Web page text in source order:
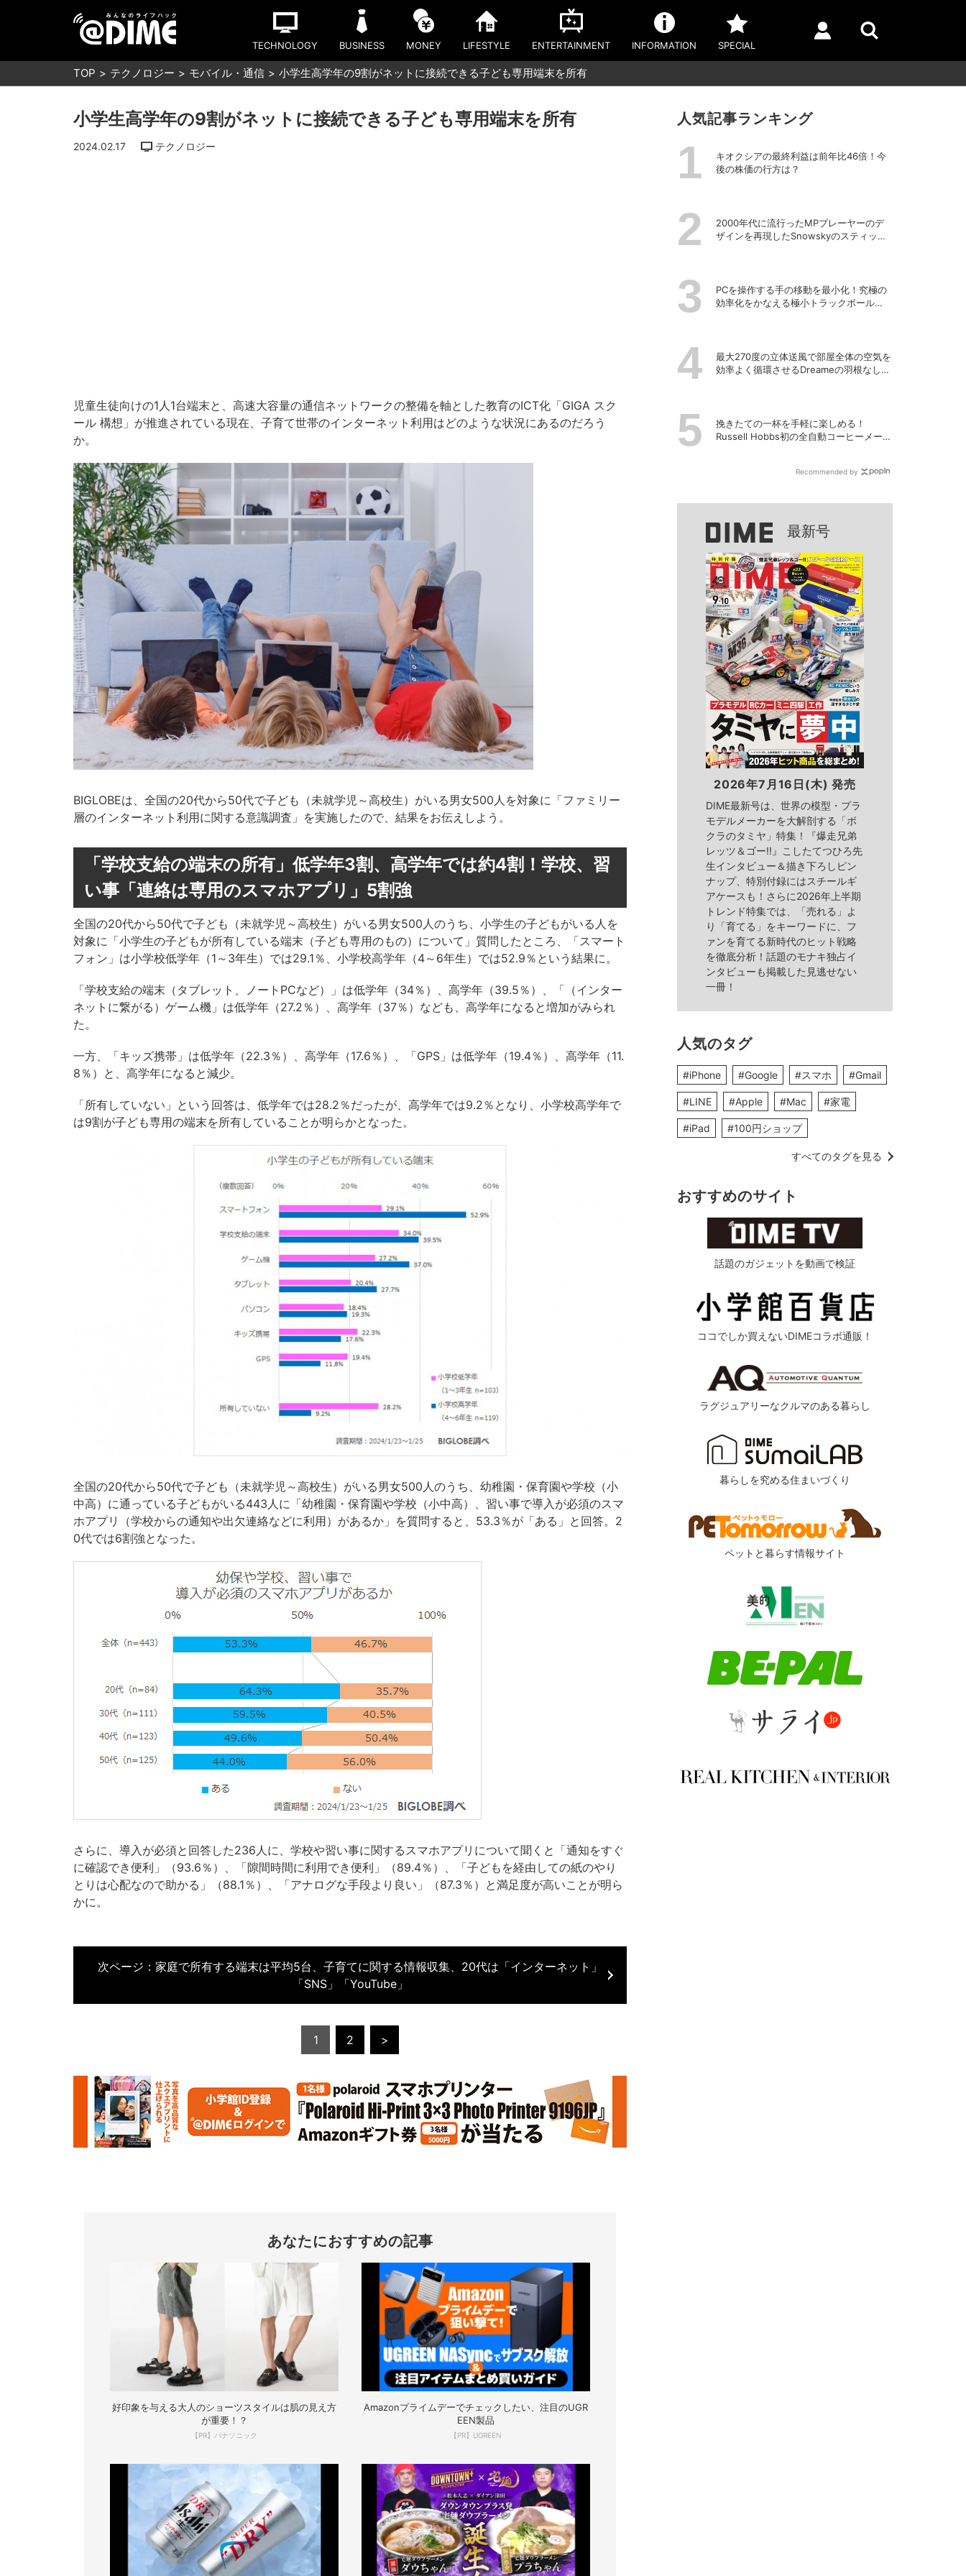
TECHNOLOGY BUSINESS MONEY LIFESTYLE ENTERTAINMENT INFORMATION SPECIAL
TOP テクノロジー モバイル・通信 小学生高学年の9割がネットに接続できる子ども専用端末を所有
小学生高学年の9割がネットに接続できる子ども専用端末を所有
2024.02.17 テクノロジー
児童生徒向けの1人1台端末と、高速大容量の通信ネットワークの整備を軸とした教育のICT化「GIGA スク
ール 構想」が推進されている現在、子育て世帯のインターネット利用はどのような状況にあるのだろう
か。
BIGLOBEは、全国の20代から50代で子ども（未就学児～高校生）がいる男女500人を対象に「ファミリー
層のインターネット利用に関する意識調査」を実施したので、結果をお伝えしよう。
「学校支給の端末の所有」低学年3割、高学年では約4割！学校、習
い事「連絡は専用のスマホアプリ」5割強
全国の20代から50代で子ども（未就学児～高校生）がいる男女500人のうち、小学生の子どもがいる人を
対象に「小学生の子どもが所有している端末（子ども専用のもの）について」質問したところ、「スマート
フォン」は小学校低学年（1～3年生）では29.1％、小学校高学年（4～6年生）では52.9％という結果に。
「学校支給の端末（タブレット、ノートPCなど）」は低学年（34％）、高学年（39.5％）、「（インター
ネットに繋がる）ゲーム機」は低学年（27.2％）、高学年（37％）なども、高学年になると増加がみられ
た。
一方、「キッズ携帯」は低学年（22.3％）、高学年（17.6％）、「GPS」は低学年（19.4％）、高学年（11.
8％）と、高学年になると減少。
「所有していない」という回答は、低学年では28.2％だったが、高学年では9.2％となり、小学校高学年で
は9割が子ども専用の端末を所有していることが明らかとなった。
全国の20代から50代で子ども（未就学児～高校生）がいる男女500人のうち、幼稚園・保育園や学校（小
中高）に通っている子どもがいる443人に「幼稚園・保育園や学校（小中高）、習い事で導入が必須のスマ
ホアプリ（学校からの通知や出欠連絡などに利用）があるか」を質問すると、53.3％が「ある」と回答。2
0代では6割強となった。
さらに、導入が必須と回答した236人に、学校や習い事に関するスマホアプリについて聞くと「通知をすぐ
に確認でき便利」（93.6％）、「隙間時間に利用でき便利」（89.4％）、「子どもを経由しての紙のやり
とりは心配なので助かる」（88.1％）、「アナログな手段より良い」（87.3％）と満足度が高いことが明ら
かに。
次ページ： 家庭で所有する端末は平均5台、子育てに関する情報収集、20代は「インターネット」
「SNS」「YouTube」
1 2 >
あなたにおすすめの記事
好印象を与える大人のショーツスタイルは肌の見え方
が重要！？
【PR】パナソニック
Amazonプライムデーでチェックしたい、注目のUGR
EEN製品
【PR】UGREEN
人気記事ランキング
キオクシアの最終利益は前年比46倍！今
後の株価の行方は？
2000年代に流行ったMPプレーヤーのデ
ザインを再現したSnowskyのスティック
PCを操作する手の移動を最小化！究極の
効率化をかなえる極小トラックボール
最大270度の立体送風で部屋全体の空気を
効率よく循環させるDreameの羽根なし扇
挽きたての一杯を手軽に楽しめる！
Russell Hobbs初の全自動コーヒーメーカ
Recommended by
最新号
2026年7月16日(木) 発売
DIME最新号は、世界の模型・プラ
モデルメーカーを大解剖する「ボ
クラのタミヤ」特集！『爆走兄弟
レッツ＆ゴー!!』こしたてつひろ先
生インタビュー＆描き下ろしピン
ナップ、特別付録にはスチールギ
アケースも！さらに2026年上半期
トレンド特集では、「売れる」よ
り「育てる」をキーワードに、フ
ァンを育てる新時代のヒット戦略
を徹底分析！話題のモナキ独占イ
ンタビューも掲載した見逃せない
一冊！
人気のタグ
#iPhone #Google #スマホ #Gmail
#LINE #Apple #Mac #家電
#iPad #100円ショップ
すべてのタグを見る
おすすめのサイト
話題のガジェットを動画で検証
ココでしか買えないDIMEコラボ通販！
ラグジュアリーなクルマのある暮らし
暮らしを究める住まいづくり
ペットと暮らす情報サイト